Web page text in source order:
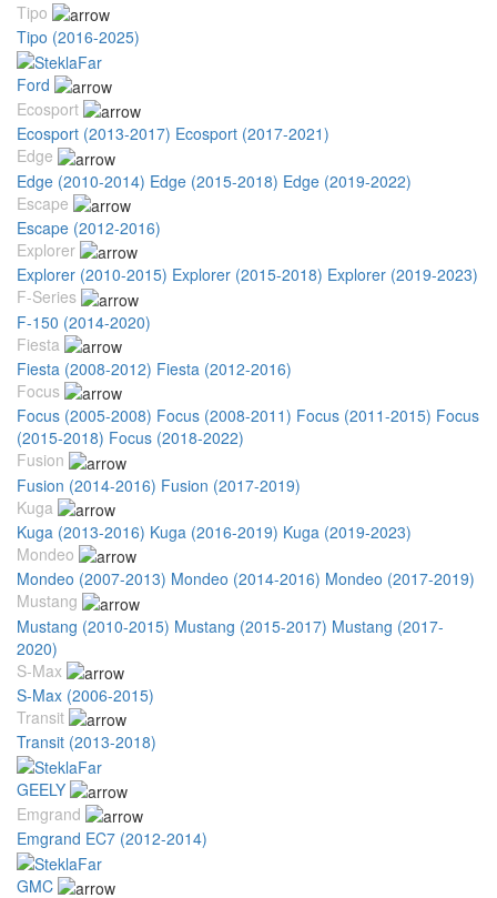
Tipo
Tipo (2016-2025)
Ford
Ecosport
Ecosport (2013-2017) Ecosport (2017-2021)
Edge
Edge (2010-2014) Edge (2015-2018) Edge (2019-2022)
Escape
Escape (2012-2016)
Explorer
Explorer (2010-2015) Explorer (2015-2018) Explorer (2019-2023)
F-Series
F-150 (2014-2020)
Fiesta
Fiesta (2008-2012) Fiesta (2012-2016)
Focus
Focus (2005-2008) Focus (2008-2011) Focus (2011-2015) Focus
(2015-2018) Focus (2018-2022)
Fusion
Fusion (2014-2016) Fusion (2017-2019)
Kuga
Kuga (2013-2016) Kuga (2016-2019) Kuga (2019-2023)
Mondeo
Mondeo (2007-2013) Mondeo (2014-2016) Mondeo (2017-2019)
Mustang
Mustang (2010-2015) Mustang (2015-2017) Mustang (2017-
2020)
S-Max
S-Max (2006-2015)
Transit
Transit (2013-2018)
GEELY
Emgrand
Emgrand EC7 (2012-2014)
GMC